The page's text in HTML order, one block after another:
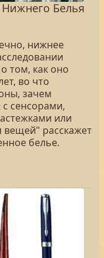
Белья
нижнее
том, как оно
во что
зачем
сенсорами,
или
расскажет
белье.